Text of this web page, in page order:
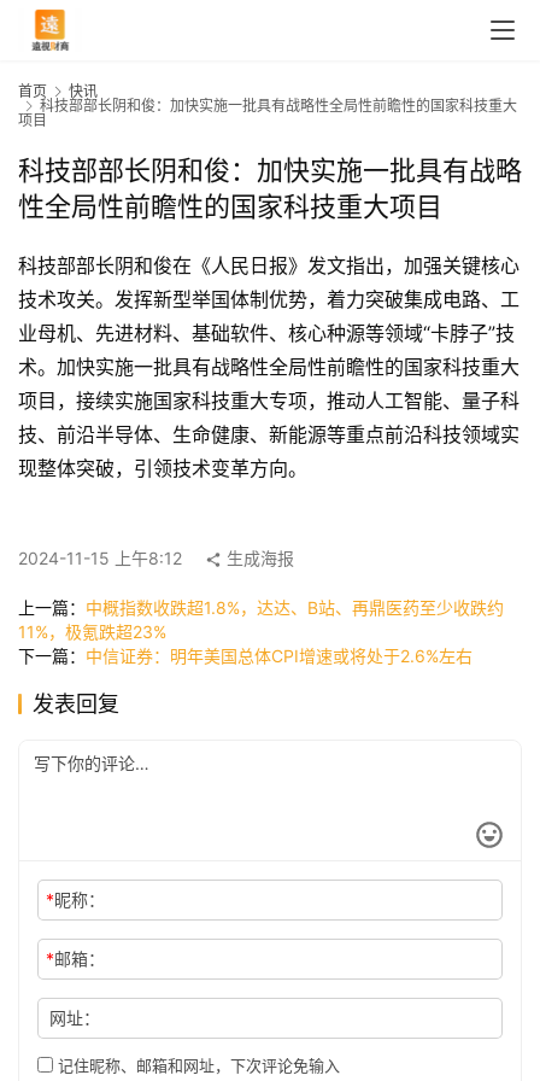
首
页
快
司
科
首页
快讯
科技部部长阴和俊：加快实施一批具有战略性全局性前瞻性的国家科技重大
项目
科技部部长阴和俊：加快实施一批具有战略
性全局性前瞻性的国家科技重大项目
科技部部长阴和俊在《人民日报》发文指出，加强关键核心
技术攻关。发挥新型举国体制优势，着力突破集成电路、工
业母机、先进材料、基础软件、核心种源等领域“卡脖子”技
术。加快实施一批具有战略性全局性前瞻性的国家科技重大
项目，接续实施国家科技重大专项，推动人工智能、量子科
技、前沿半导体、生命健康、新能源等重点前沿科技领域实
现整体突破，引领技术变革方向。
2024-11-15 上午8:12 生成海报
上一篇： 中概指数收跌超1.8%，达达、B站、再鼎医药至少收跌约
11%，极氪跌超23%
下一篇： 中信证券：明年美国总体CPI增速或将处于2.6%左右
发表回复
*昵称：
*邮箱：
网址：
记住昵称、邮箱和网址，下次评论免输入